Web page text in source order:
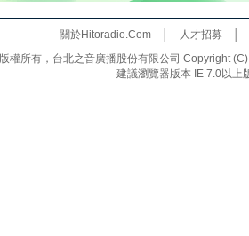
關於Hitoradio.Com│ 人才招募
版權所有，台北之音廣播股份有限公司 Copyright
建議瀏覽器版本 IE 7.0以上